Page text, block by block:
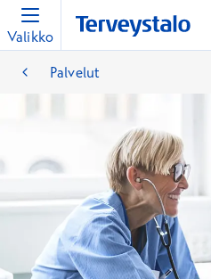
Valikko
Palvelut